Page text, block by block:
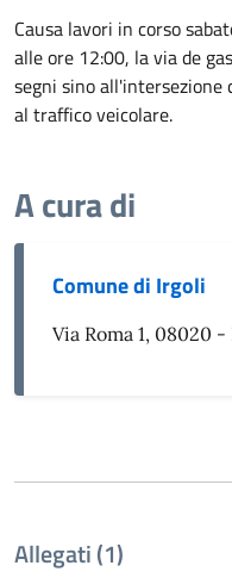
Causa lavori in corso
alle ore 12:00, la via de
segni sino all'intersezione
al traffico veicolare.
A cura di
Comune di Irgoli
Via Roma 1, 08020
Allegati (1)